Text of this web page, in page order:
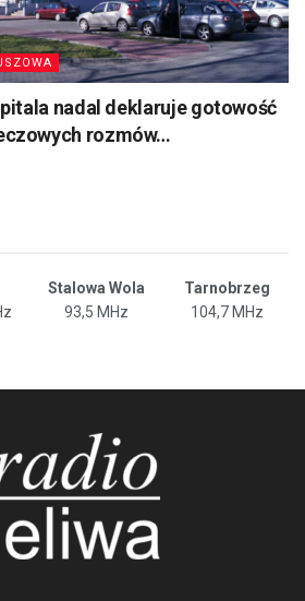
nadal deklaruje gotowość
rozmów…
Stalowa Wola
Tarnobrzeg
93,5 MHz 104,7 MHz